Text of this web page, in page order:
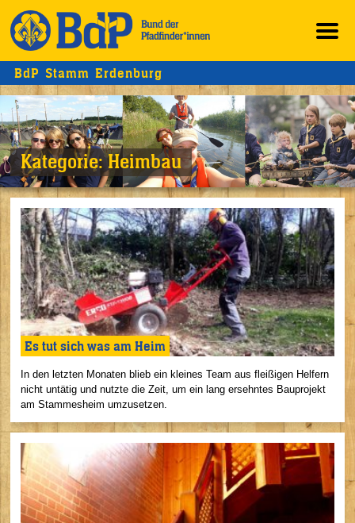
BdP Stamm Erdenburg
Kategorie:Heimbau
Es tut sich was am Heim
In den letzten Monaten blieb ein kleines Team aus fleißigen Helfern
nicht untätig und nutzte die Zeit, um ein lang ersehntes Bauprojekt
am Stammesheim umzusetzen.